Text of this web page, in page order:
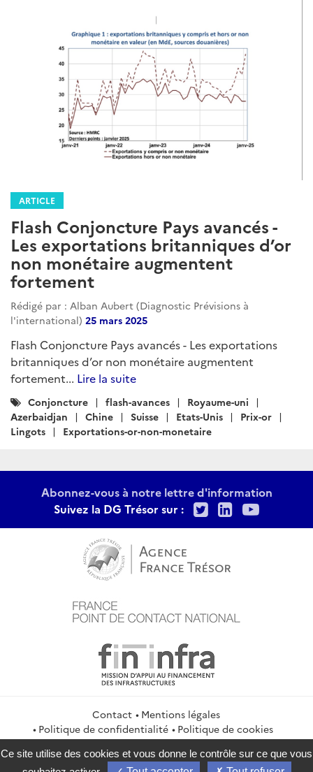
ARTICLE
Flash Conjoncture Pays avancés -
Les exportations britanniques d’or
non monétaire augmentent
fortement
Rédigé par : Alban Aubert (Diagnostic Prévisions à
l'international) 25 mars 2025
Flash Conjoncture Pays avancés - Les exportations
britanniques d’or non monétaire augmentent
fortement... Lire la suite
Catégories
:
Conjoncture flash-avances
Royaume-uni
Azerbaidjan
Chine Suisse Etats-Unis
Prix-or
Lingots
Exportations-or-non-monetaire
Abonnez-vous à notre lettre d'information
Suivez la DG Trésor sur :
TwitterLinkedIn
Contact
Mentions légales
Politique de confidentialité
Politique de cookies
Gestion des cookies
Flux RSS
service-public.gouv.fr
legifrance.gouv.fr info.gouv.fr
Ce site utilise des cookies et vous donne le contrôle sur ce que vous